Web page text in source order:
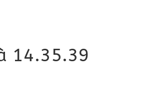
14.35.39